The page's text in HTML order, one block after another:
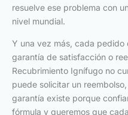
resuelve ese problema con
nivel mundial.
Y una vez más, cada
garantía de satisfacción o
Recubrimiento Ignífugo no
puede solicitar un
garantía existe porque
fórmula y queremos que